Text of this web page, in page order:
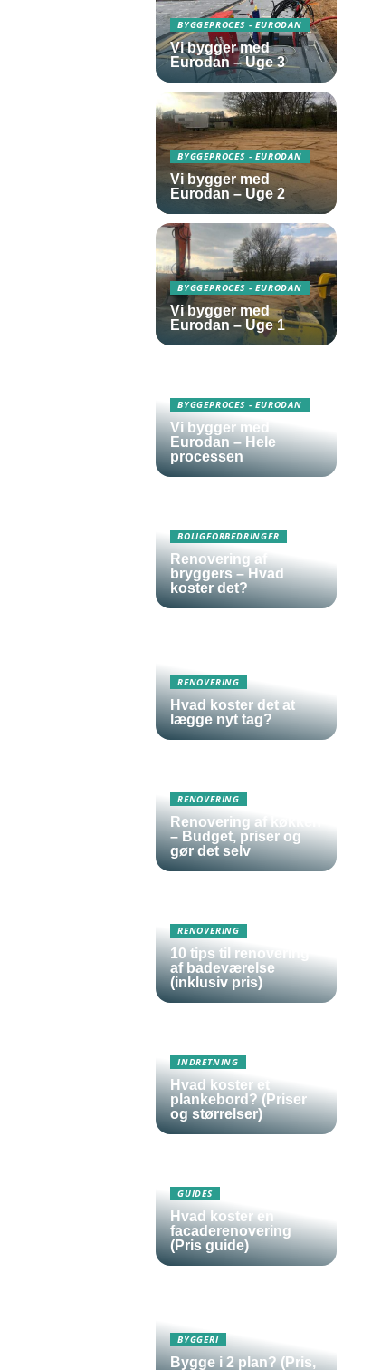
BYGGEPROCES - EURODAN
Vi bygger med
Eurodan – Uge 3
BYGGEPROCES - EURODAN
Vi bygger med
Eurodan – Uge 2
BYGGEPROCES - EURODAN
Vi bygger med
Eurodan – Uge 1
BYGGEPROCES - EURODAN
Vi bygger med
Eurodan – Hele
processen
BOLIGFORBEDRINGER
Renovering af
bryggers – Hvad
koster det?
RENOVERING
Hvad koster det at
lægge nyt tag?
RENOVERING
Renovering af køkken
– Budget, priser og
gør det selv
RENOVERING
10 tips til renovering
af badeværelse
(inklusiv pris)
INDRETNING
Hvad koster et
plankebord? (Priser
og størrelser)
GUIDES
Hvad koster en
facaderenovering
(Pris guide)
BYGGERI
Bygge i 2 plan? (Pris,